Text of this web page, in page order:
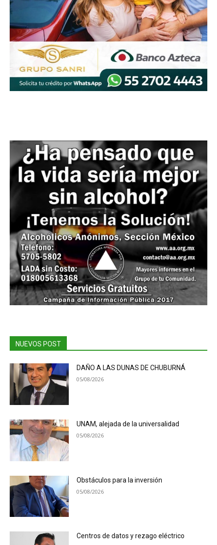
NUEVOS POST
DAÑO A LAS DUNAS DE CHUBURNÁ
05/08/2026
UNAM, alejada de la universalidad
05/08/2026
Obstáculos para la inversión
05/08/2026
Centros de datos y rezago eléctrico